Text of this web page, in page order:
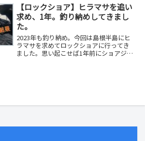
【ロックショア】ヒラマサを追い
求め、1年。釣り納めしてきまし
た。
2023年も釣り納め。今回は島根半島にヒ
ラマサを求めてロックショアに行ってき
ました。思い起こせば1年前にショアジギ